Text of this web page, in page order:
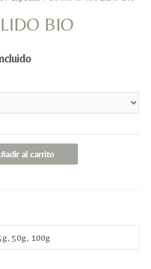
BIO
al carrito
50g, 100g